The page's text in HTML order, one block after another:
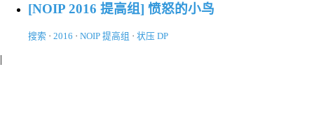
[NOIP 2016 提高组] 愤怒的小鸟
搜索 · 2016 · NOIP 提高组 · 状压 DP
|